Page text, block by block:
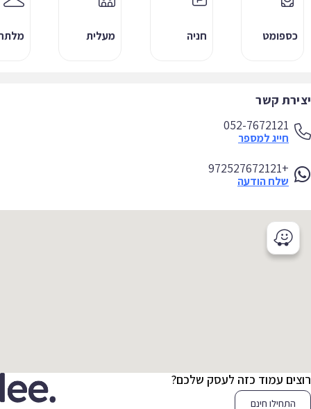
כספומט חניה מעלית
יצירת קשר
052-7672121
חייג למספר
+972527672121
שלח הודעה
רוצים עמוד כזה לעסק שלכם?
התחילו חינם